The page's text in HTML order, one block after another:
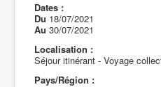
Dates :
Du 18/07/2021
Au 30/07/2021
Localisation :
Séjour itinérant - Voyage
Pays/Région :